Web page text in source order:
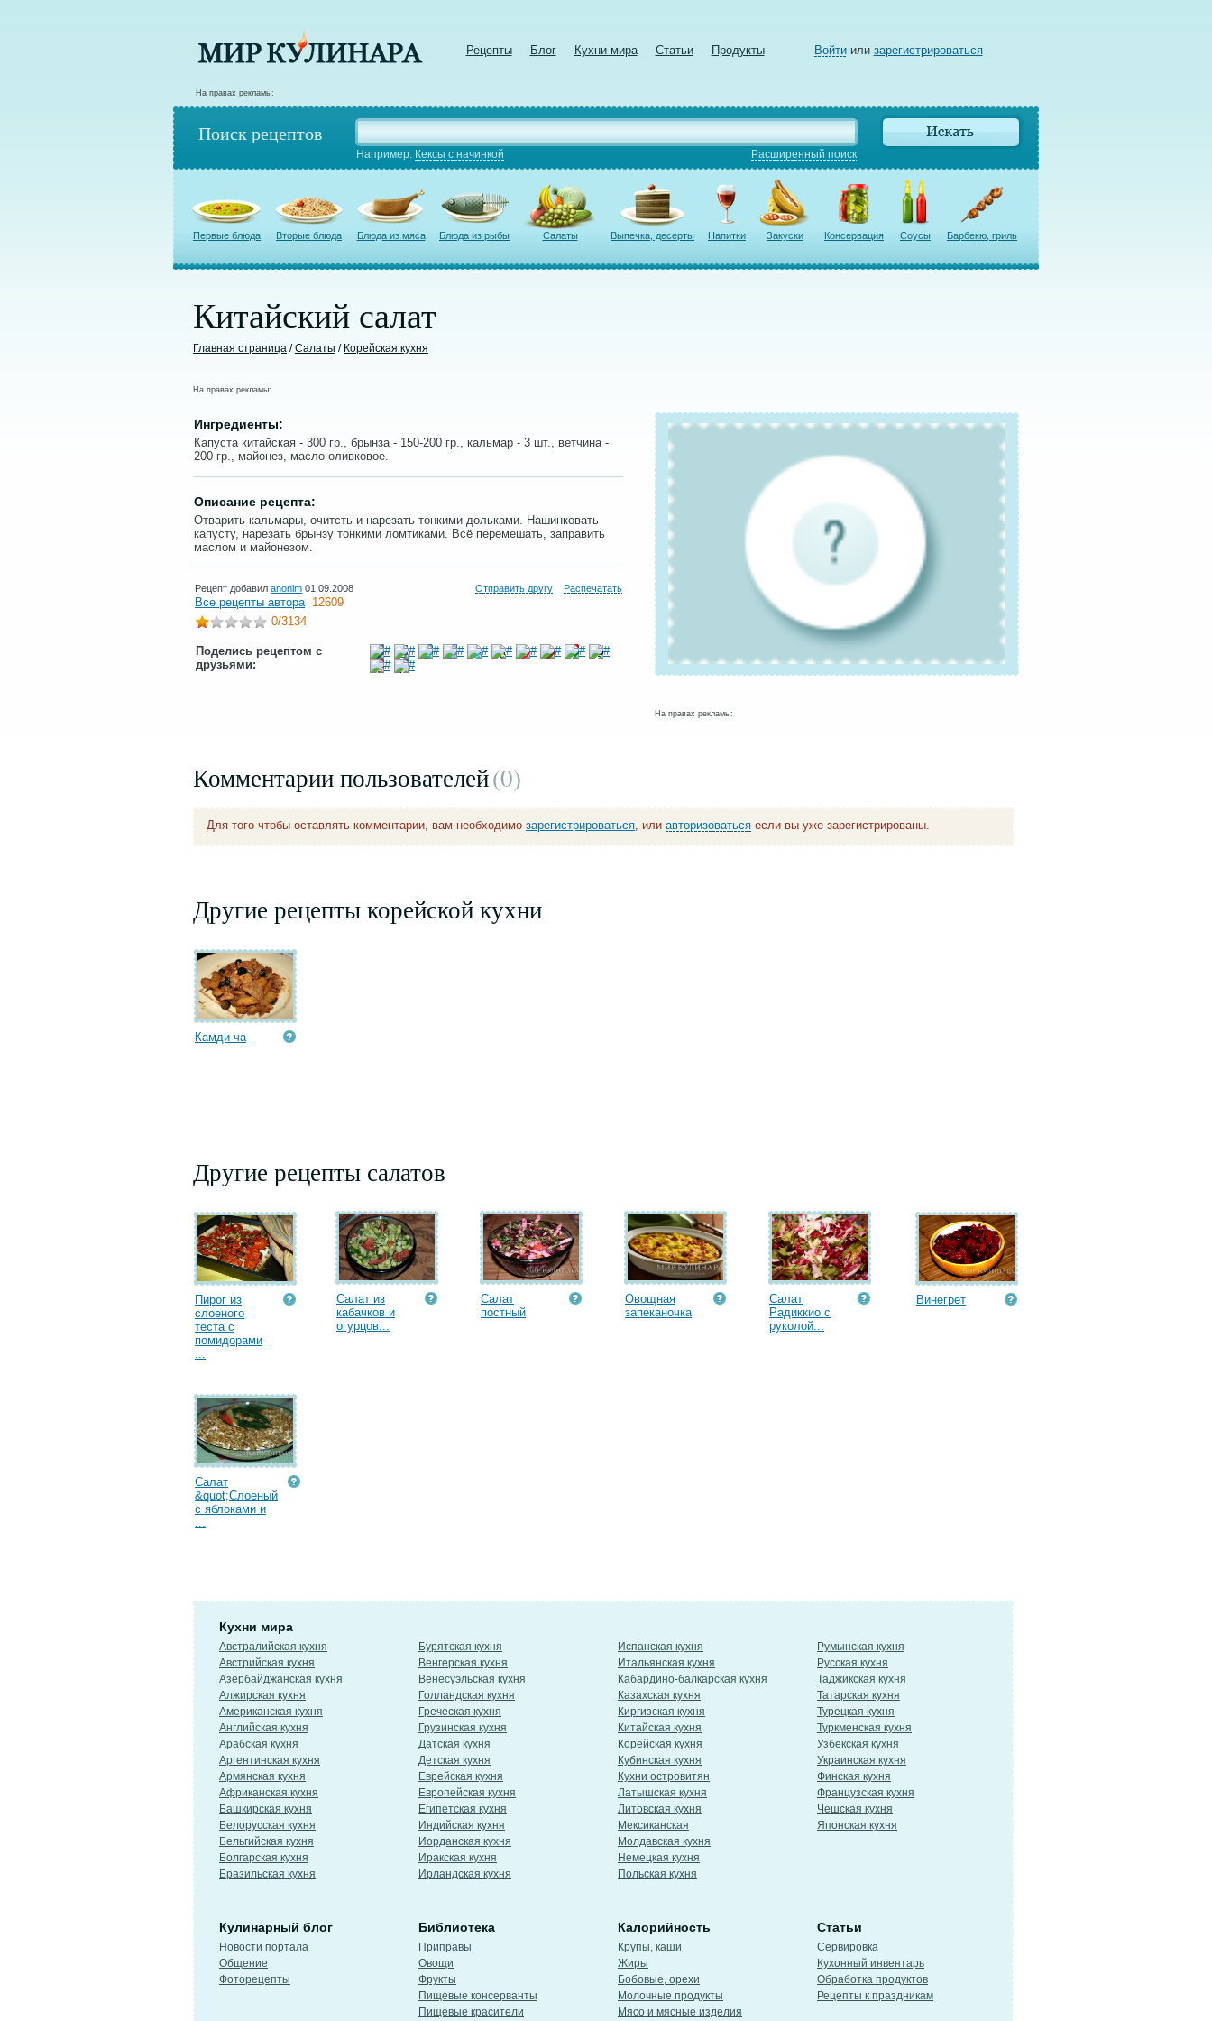
Рецепты Блог Кухни мира Статьи Продукты Войтиили зарегистрироваться
На правах рекламы:
Поиск рецептов
Например: Кексы с начинкой Расширенный поиск
Первые блюда Вторые блюда Блюда из мяса Блюда из рыбы Салаты Выпечка, десерты Напитки Закуски Консервация Соусы Барбекю, гриль
Китайский салат
Главная страница /Салаты / Корейская кухня
На правах рекламы:
Ингредиенты:
Капуста китайская - 300 гр., брынза - 150-200 гр., кальмар - 3 шт., ветчина -
200 гр., майонез, масло оливковое.
Описание рецепта:
Отварить кальмары, очитсть и нарезать тонкими дольками. Нашинковать
капусту, нарезать брынзу тонкими ломтиками. Всё перемешать, заправить
маслом и майонезом.
Рецепт добавил anonim 01.09.2008 Отправить другу Распечатать
Все рецепты автора 12609
0/3134
Поделись рецептом с
друзьями:
На правах рекламы:
Комментарии пользователей(0)
Для того чтобы оставлять комментарии, вам необходимо зарегистрироваться, или авторизоваться если вы уже зарегистрированы.
Другие рецепты корейской кухни
Камди-ча
Другие рецепты салатов
Пирог из
слоеного
теста с
помидорами
...
Салат из
кабачков и
огурцов...
Салат
постный
Овощная
запеканочка
Салат
Радиккио с
руколой...
Винегрет
Салат
&quot;Слоеный
с яблоками и
...
Кухни мира
Австралийская кухня
Австрийская кухня
Азербайджанская кухня
Алжирская кухня
Американская кухня
Английская кухня
Арабская кухня
Аргентинская кухня
Армянская кухня
Африканская кухня
Башкирская кухня
Белорусская кухня
Бельгийская кухня
Болгарская кухня
Бразильская кухня
Бурятская кухня
Венгерская кухня
Венесуэльская кухня
Голландская кухня
Греческая кухня
Грузинская кухня
Датская кухня
Детская кухня
Еврейская кухня
Европейская кухня
Египетская кухня
Индийская кухня
Иорданская кухня
Иракская кухня
Ирландская кухня
Испанская кухня
Итальянская кухня
Кабардино-балкарская кухня
Казахская кухня
Киргизская кухня
Китайская кухня
Корейская кухня
Кубинская кухня
Кухни островитян
Латышская кухня
Литовская кухня
Мексиканская
Молдавская кухня
Немецкая кухня
Польская кухня
Румынская кухня
Русская кухня
Таджикская кухня
Татарская кухня
Турецкая кухня
Туркменская кухня
Узбекская кухня
Украинская кухня
Финская кухня
Французская кухня
Чешская кухня
Японская кухня
Кулинарный блог
Новости портала
Общение
Фоторецепты
Библиотека
Приправы
Овощи
Фрукты
Пищевые консерванты
Пищевые красители
Калорийность
Крупы, каши
Жиры
Бобовые, орехи
Молочные продукты
Мясо и мясные изделия
Статьи
Сервировка
Кухонный инвентарь
Обработка продуктов
Рецепты к праздникам